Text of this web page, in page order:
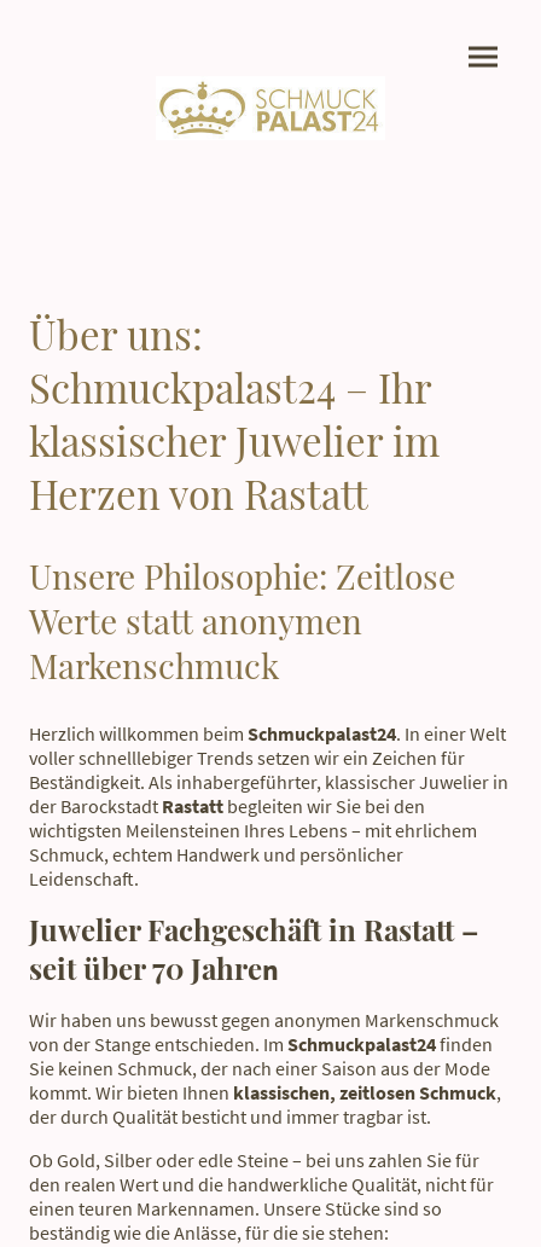
Über uns:
Schmuckpalast24 – Ihr
klassischer Juwelier im
Herzen von Rastatt
Unsere Philosophie: Zeitlose
Werte statt anonymen
Markenschmuck
Herzlich willkommen beim Schmuckpalast24. In einer Welt
voller schnelllebiger Trends setzen wir ein Zeichen für
Beständigkeit. Als inhabergeführter, klassischer Juwelier in
der Barockstadt Rastatt begleiten wir Sie bei den
wichtigsten Meilensteinen Ihres Lebens – mit ehrlichem
Schmuck, echtem Handwerk und persönlicher
Leidenschaft.
Juwelier Fachgeschäft in Rastatt –
seit über 70 Jahren
Wir haben uns bewusst gegen anonymen Markenschmuck
von der Stange entschieden. Im Schmuckpalast24finden
Sie keinen Schmuck, der nach einer Saison aus der Mode
kommt. Wir bieten Ihnen klassischen, zeitlosen Schmuck,
der durch Qualität besticht und immer tragbar ist.
Ob Gold, Silber oder edle Steine – bei uns zahlen Sie für
den realen Wert und die handwerkliche Qualität, nicht für
einen teuren Markennamen. Unsere Stücke sind so
beständig wie die Anlässe, für die sie stehen: